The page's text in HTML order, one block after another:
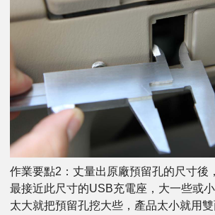
作業要點2：丈量出原廠預留孔的尺寸後
最接近此尺寸的USB充電座，大一些或
太大就把預留孔挖大些，產品太小就用